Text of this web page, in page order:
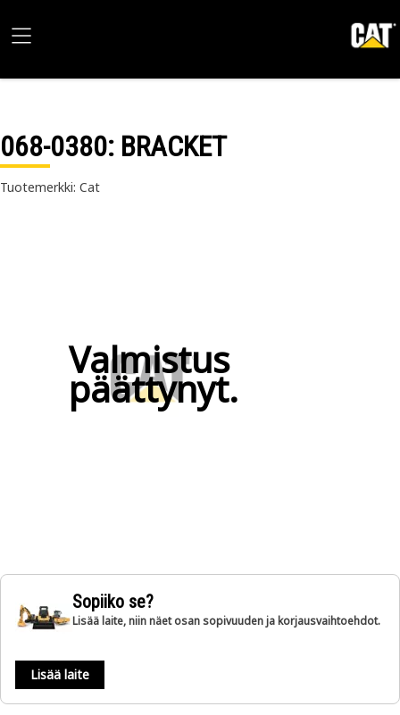
068-0380: BRACKET
Tuotemerkki: Cat
Valmistus
päättynyt.
Sopiiko se?
Lisää laite, niin näet osan sopivuuden ja korjausvaihtoehdot.
Lisää laite